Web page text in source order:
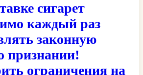
сигарет
каждый раз
законную
признании!
ограничения на